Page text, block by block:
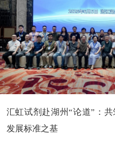
汇虹试剂赴湖州“论道”：
发展标准之基